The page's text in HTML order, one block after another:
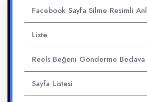
Facebook Sayfa Silme Resimli
Liste
Reels Beğeni Gönderme Bedava
Sayfa Listesi